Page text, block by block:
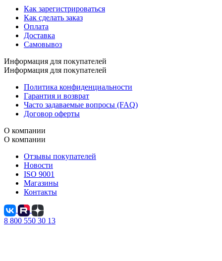
Как зарегистрироваться
Как сделать заказ
Оплата
Доставка
Самовывоз
Информация для покупателей
Информация для покупателей
Политика конфиденциальности
Гарантия и возврат
Часто задаваемые вопросы (FAQ)
Договор оферты
О компании
О компании
Отзывы покупателей
Новости
ISO 9001
Магазины
Контакты
8 800 550 30 13